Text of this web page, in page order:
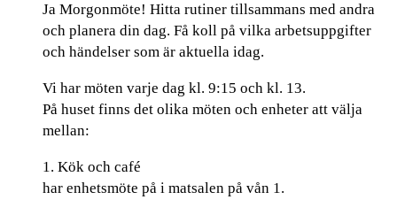
Ja Morgonmöte! Hitta rutiner tillsammans med andra
och planera din dag. Få koll på vilka arbetsuppgifter
och händelser som är aktuella idag.
Vi har möten varje dag kl. 9:15 och kl. 13.
På huset finns det olika möten och enheter att välja
mellan:
1. Kök och café
har enhetsmöte på i matsalen på vån 1.